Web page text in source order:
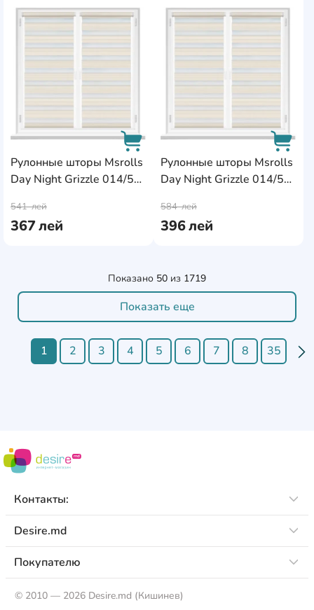
Рулонные шторы Msrolls
Day Night Grizzle 014/5
367лей
541лей
AddCardToFavourite
AddCardToCart
Рулонные шторы Msrolls
Day Night Grizzle 014/5
396лей
584лей
Показано 50 из 1719
Показать еще
1 2 3 4 5 6 7 8 35
Контакты:
Desire.md
Покупателю
© 2010 — 2026 Desire.md (Кишинев)